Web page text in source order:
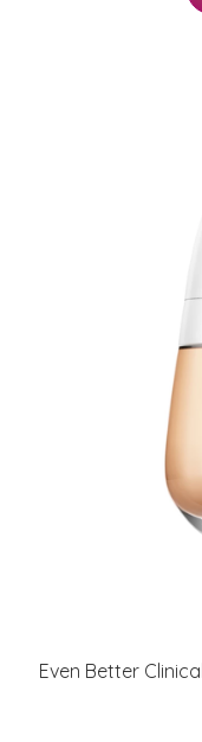
Even Better